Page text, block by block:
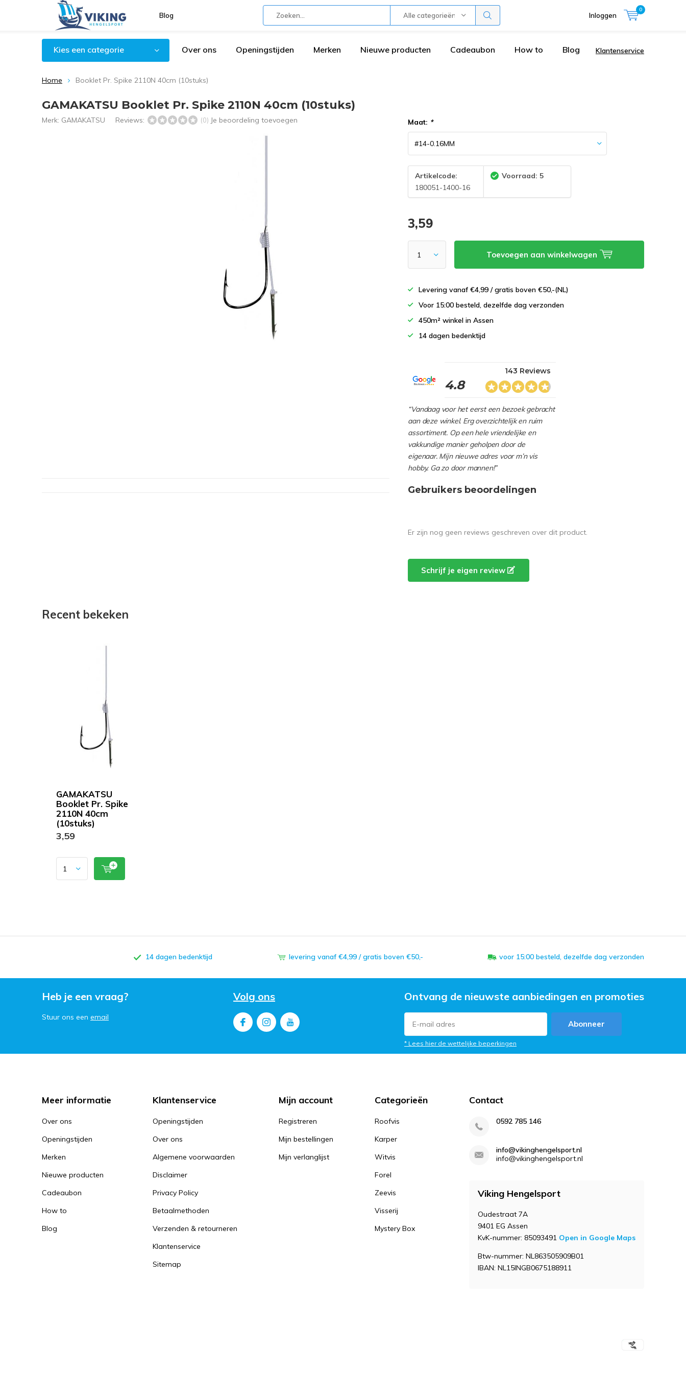
Blog Alle categorieën Inloggen
0
Kies een categorie Over ons Openingstijden Merken Nieuwe producten Cadeaubon How to Blog Klantenservice
Home Booklet Pr. Spike 2110N 40cm (10stuks)
GAMAKATSU Booklet Pr. Spike 2110N 40cm (10stuks)
Merk: GAMAKATSU Reviews: (0) Je beoordeling toevoegen Maat: *
Artikelcode:
180051-1400-16
Voorraad: 5
3,59
Toevoegen aan winkelwagen
Levering vanaf €4,99 / gratis boven €50,-(NL)
Voor 15:00 besteld, dezelfde dag verzonden
450m² winkel in Assen
14 dagen bedenktijd
4.8
143 Reviews
“Vandaag voor het eerst een bezoek gebracht
aan deze winkel. Erg overzichtelijk en ruim
assortiment. Op een hele vriendelijke en
vakkundige manier geholpen door de
eigenaar. Mijn nieuwe adres voor m’n vis
hobby. Ga zo door mannen!”
Gebruikers beoordelingen
Er zijn nog geen reviews geschreven over dit product.
Schrijf je eigen review
Recent bekeken
GAMAKATSU
Booklet Pr. Spike
2110N 40cm
(10stuks)
3,59
14 dagen bedenktijd levering vanaf €4,99 / gratis boven €50,- voor 15:00 besteld, dezelfde dag verzonden
Heb je een vraag?
Stuur ons een email
Volg ons Ontvang de nieuwste aanbiedingen en promoties
Abonneer
* Lees hier de wettelijke beperkingen
Meer informatie
Over ons
Openingstijden
Merken
Nieuwe producten
Cadeaubon
How to
Blog
Klantenservice
Openingstijden
Over ons
Algemene voorwaarden
Disclaimer
Privacy Policy
Betaalmethoden
Verzenden & retourneren
Klantenservice
Sitemap
Mijn account
Registreren
Mijn bestellingen
Mijn verlanglijst
Categorieën
Roofvis
Karper
Witvis
Forel
Zeevis
Visserij
Mystery Box
Contact
0592 785 146
info@vikinghengelsport.nl
info@vikinghengelsport.nl
Viking Hengelsport
Oudestraat 7A
9401 EG Assen
KvK-nummer: 85093491 Open in Google Maps
Btw-nummer: NL863505909B01
IBAN: NL15INGB0675188911